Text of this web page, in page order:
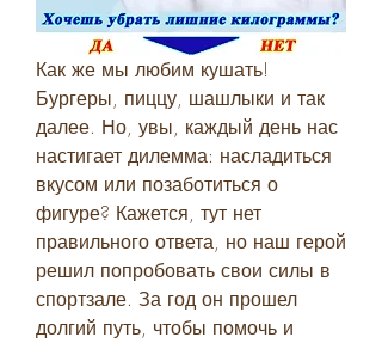
Как же мы любим кушать!
Бургеры, пиццу, шашлыки и так
далее. Но, увы, каждый день нас
настигает дилемма: насладиться
вкусом или позаботиться о
фигуре? Кажется, тут нет
правильного ответа, но наш герой
решил попробовать свои силы в
спортзале. За год он прошел
долгий путь, чтобы помочь и